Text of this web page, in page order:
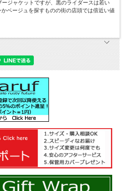
ジャケットですが、黒のライダースは若い
ベージュを探すものの街の店頭では倍近い値